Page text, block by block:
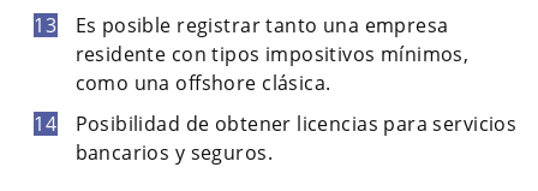
Es posible registrar tanto una empresa
residente con tipos impositivos mínimos,
como una offshore clásica.
Posibilidad de obtener licencias para servicios
bancarios y seguros.